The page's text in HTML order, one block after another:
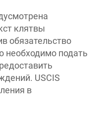
клятвы
обязательство
необходимо подать
USCIS
в